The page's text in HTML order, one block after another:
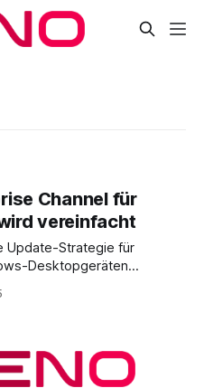
Channel für
vereinfacht
Update-Strategie für
Desktopgeräten
Semi-Annual Enterprise
(Extended)